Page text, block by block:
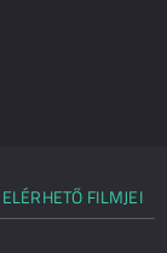
FILMJEI